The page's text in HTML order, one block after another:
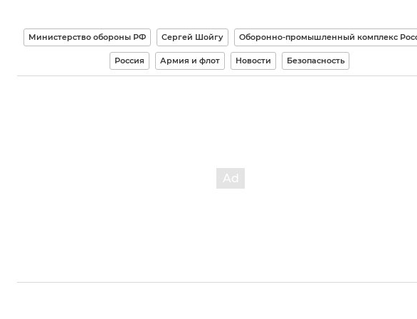
Министерство обороны РФ Сергей Шойгу Оборонно-промышленный комплекс
Россия Армия и флот Новости Безопасность